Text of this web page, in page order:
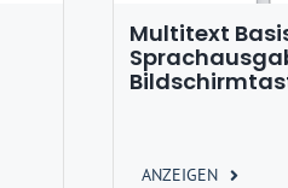
Multitext
ANZEIGEN